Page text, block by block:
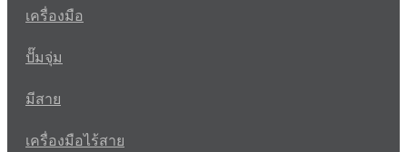
เครื่องมือ
ปั๊มจุ่ม
มีสาย
เครื่องมือไร้สาย